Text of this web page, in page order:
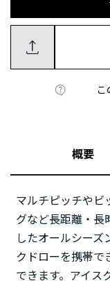
こ
概要
マルチピッチやビ
グなど長距離・長
したオールシーズ
クドローを携帯で
できます。アイス